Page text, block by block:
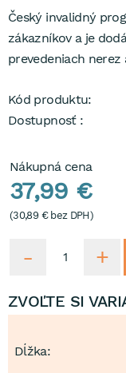
Český invalidný
zákazníkov a je
prevedeniach nerez
Kód produktu:
Dostupnosť :
Nákupná cena
37,99 €
(30,89 €bez DPH)
ZVOĽTE SI
Dĺžka: